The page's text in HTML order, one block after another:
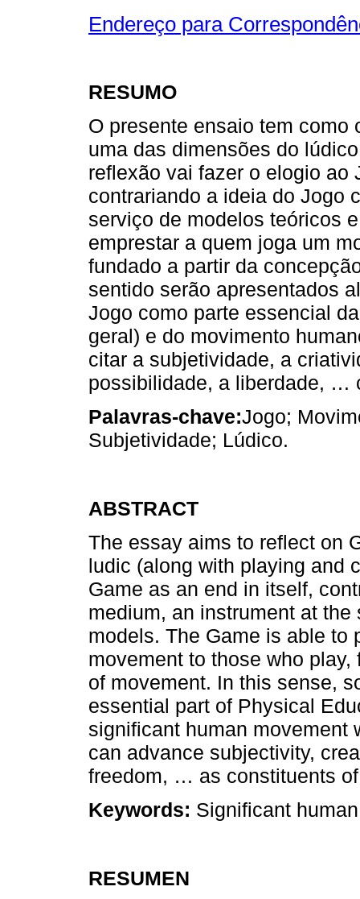
Endereço para
RESUMO
O presente ensaio tem como
uma das dimensões do
reflexão vai fazer o elogio ao
contrariando a ideia do Jogo
serviço de modelos teóricos
emprestar a quem joga um
fundado a partir da
sentido serão apresentados
Jogo como parte essencial
geral) e do movimento
citar a subjetividade, a
possibilidade, a liberdade, …
Palavras-chave:Jogo;
Subjetividade; Lúdico.
ABSTRACT
The essay aims to reflect on
ludic (along with playing and
Game as an end in itself,
medium, an instrument at
models. The Game is able to
movement to those who
of movement. In this sense,
essential part of Physical
significant human movement
can advance subjectivity,
freedom, … as constituents
Keywords: Significant
RESUMEN